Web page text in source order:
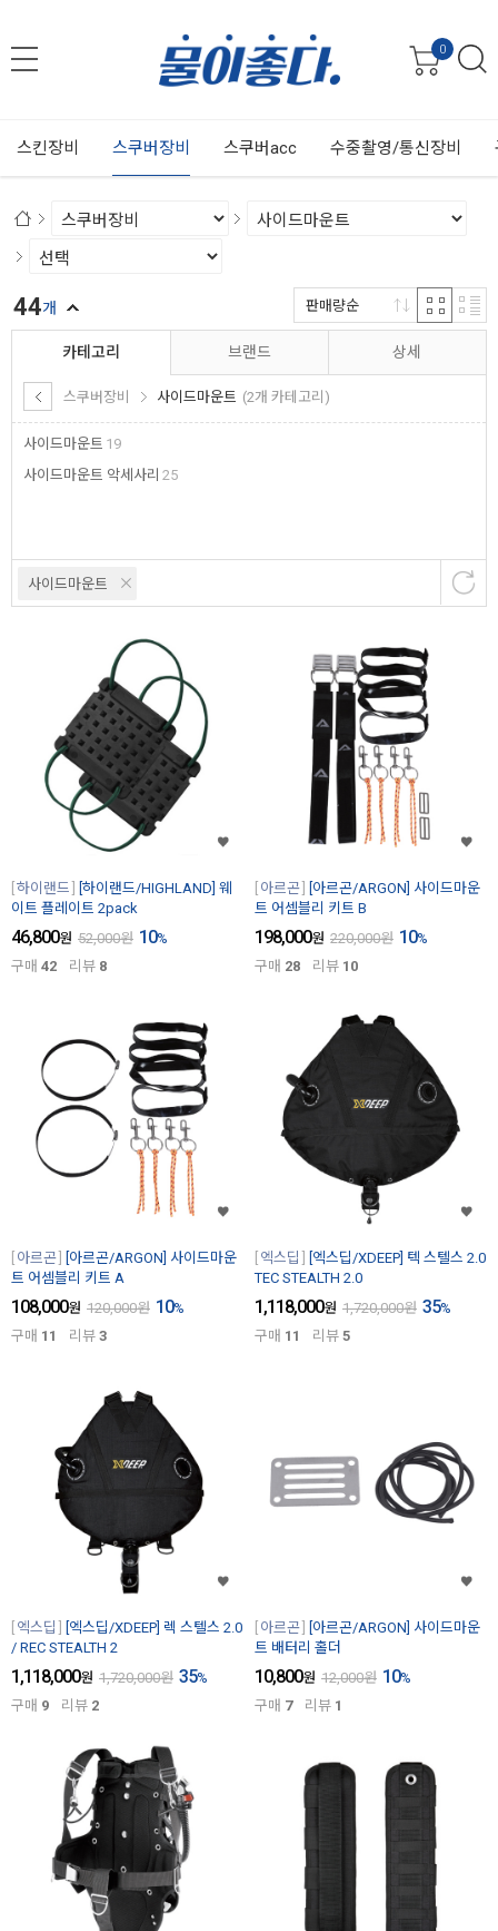
0
스킨장비 스쿠버장비 스쿠버acc 수중촬영/통신장비
카테고리
스쿠버장비 사이드마운트 (2개 카테고리)
사이드마운트 19
사이드마운트 악세사리 25
브랜드 상세
사이드마운트
44개 판매량순
하이랜드
[하이랜드/HIGHLAND] 웨
이트 플레이트 2pack
46,800원 52,000원 10%
구매 42 리뷰 8
아르곤
[아르곤/ARGON] 사이드마운
트 어셈블리 키트 B
198,000원 220,000원 10%
구매 28 리뷰 10
아르곤
[아르곤/ARGON] 사이드마운
트 어셈블리 키트 A
108,000원 120,000원 10%
구매 11 리뷰 3
엑스딥
[엑스딥/XDEEP] 텍 스텔스 2.0
TEC STEALTH 2.0
1,118,000원 1,720,000원 35%
구매 11 리뷰 5
엑스딥
[엑스딥/XDEEP] 렉 스텔스 2.0
/ REC STEALTH 2
1,118,000원 1,720,000원 35%
구매 9 리뷰 2
아르곤
[아르곤/ARGON] 사이드마운
트 배터리 홀더
10,800원 12,000원 10%
구매 7 리뷰 1